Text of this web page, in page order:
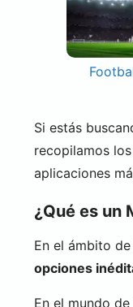
Si estás
recopilamos
aplicaciones
¿Qué es un
En el ámbito
opciones
En el mundo